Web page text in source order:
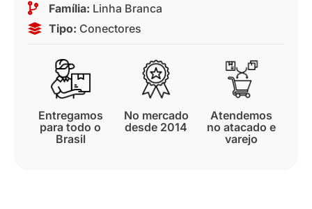
Família: Linha Branca
Tipo: Conectores
Entregamos
para todo o
Brasil
No mercado
desde 2014
Atendemos
no atacado e
varejo